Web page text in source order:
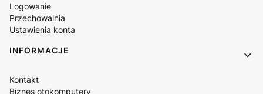
Logowanie
Przechowalnia
Ustawienia konta
INFORMACJE
Kontakt
Biznes otokomputery